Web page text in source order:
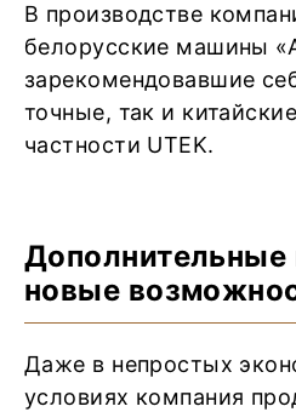
В производстве
белорусские машины
зарекомендовавшие
точные, так и
частности UTEK.
новые
Даже в непростых
условиях компания